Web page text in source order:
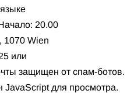
20.00
1070 Wien
или
защищен от спам-ботов.
для просмотра.